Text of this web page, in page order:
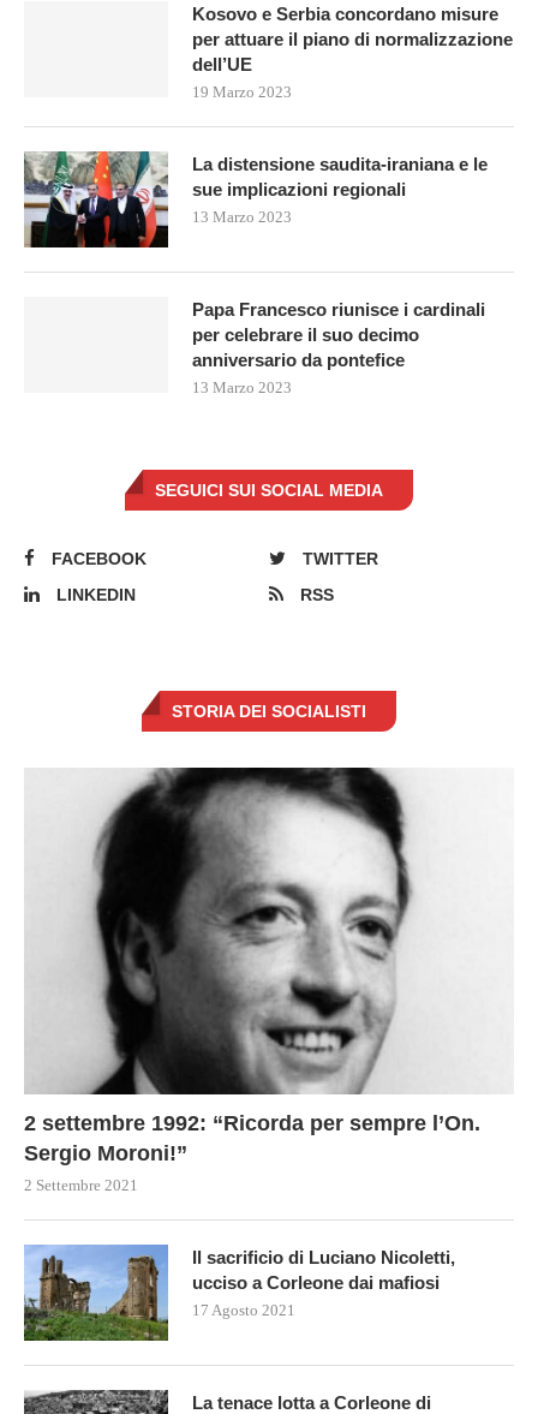
Kosovo e Serbia concordano misure
per attuare il piano di normalizzazione
dell’UE
19 Marzo 2023
La distensione saudita-iraniana e le
sue implicazioni regionali
13 Marzo 2023
Papa Francesco riunisce i cardinali
per celebrare il suo decimo
anniversario da pontefice
13 Marzo 2023
SEGUICI SUI SOCIAL MEDIA
FACEBOOK
TWITTER
LINKEDIN
RSS
STORIA DEI SOCIALISTI
2 settembre 1992: “Ricorda per sempre l’On.
Sergio Moroni!”
2 Settembre 2021
Il sacrificio di Luciano Nicoletti,
ucciso a Corleone dai mafiosi
17 Agosto 2021
La tenace lotta a Corleone di